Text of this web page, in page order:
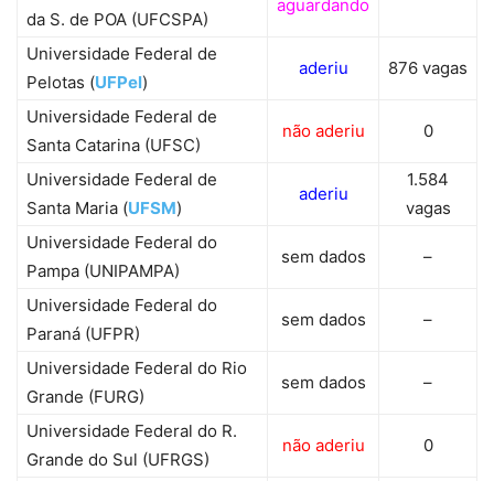
da S. de POA (UFCSPA)
aguardando
Universidade Federal de
Pelotas (UFPel)
aderiu 876 vagas
Universidade Federal de
Santa Catarina (UFSC)
não aderiu 0
Universidade Federal de
Santa Maria (UFSM)
aderiu
1.584
vagas
Universidade Federal do
Pampa (UNIPAMPA)
sem dados –
Universidade Federal do
Paraná (UFPR)
sem dados –
Universidade Federal do Rio
Grande (FURG)
sem dados –
Universidade Federal do R.
Grande do Sul (UFRGS)
não aderiu 0